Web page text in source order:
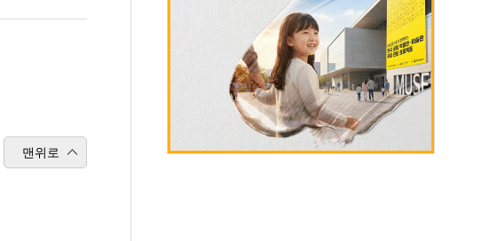
맨위로